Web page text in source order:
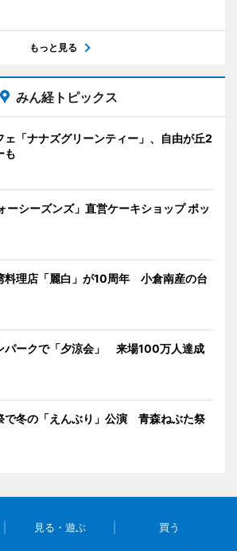
もっと見る
みん経トピックス
ェ「ナナズグリーンティー」、自由が丘2
も
ーシーズンズ」直営ケーキショップ ポッ
料理店「麗白」が10周年 小倉南産の台
パークで「夕涼会」 来場100万人達成
で冬の「えんぶり」公演 青森ねぶた祭
見る・遊ぶ 買う